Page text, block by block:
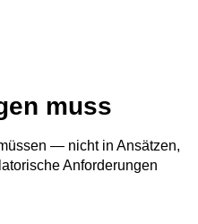
muss
— nicht in Ansätzen,
Anforderungen